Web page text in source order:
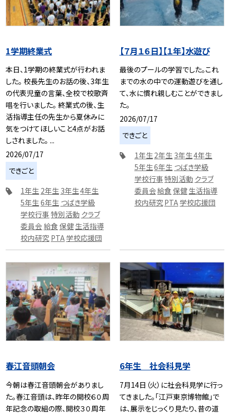
1学期終業式
本日、1学期の終業式が行われま
した。 校長先生のお話の後、3年生
の代表児童の言葉、全校で校歌斉
唱を行いました。 終業式の後、生
活指導主任の先生から夏休みに
気をつけてほしいこと4点がお話
しされました。 ...
2026/07/17
できごと
1年生 2年生 3年生4年生
5年生 6年生 つばき学級
学校行事 特別活動 クラブ
委員会 給食 保健生活指導
校内研究 PTA学校応援団
【７月１６日】【１年】水遊び
最後のプールの学習でした。これ
までの水の中での運動遊びを通し
て、水に慣れ親しむことができまし
た。
2026/07/17
できごと
1年生 2年生 3年生4年生
5年生6年生 つばき学級
学校行事特別活動 クラブ
委員会給食 保健生活指導
校内研究PTA学校応援団
春江音頭朝会
今朝は春江音頭朝会がありまし
た。春江音頭は、昨年の開校６０周
年記念の取組の際、開校３０周年
6年生 社会科見学
7月14日（火）に社会科見学に行っ
てきました。「江戸東京博物館」で
は、展示をじっくり見たり、昔の道